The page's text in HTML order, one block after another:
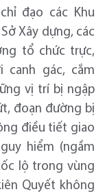
đạo các Khu
Xây dựng, các
tổ chức trực,
canh gác, cắm
vị trí bị ngập
đoạn đường bị
điều tiết giao
hiểm (ngầm
lộ trong vùng
Quyết không